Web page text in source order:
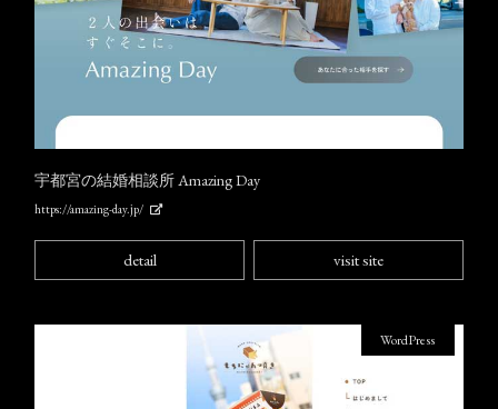
宇都宮の結婚相談所 Amazing Day
https://amazing-day.jp/
detail visit site
WordPress